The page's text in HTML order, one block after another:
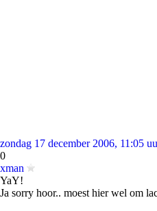
zondag 17 december 2006, 11:05
0
xman
YaY!
Ja sorry hoor.. moest hier wel om